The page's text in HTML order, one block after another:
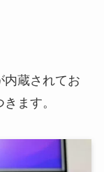
内蔵されてお
ます。